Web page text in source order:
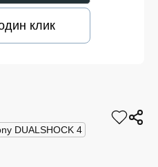
клик
DUALSHOCK 4